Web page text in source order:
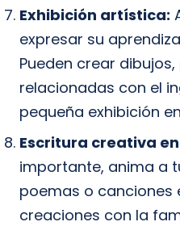
Exhibición artística:
expresar su
Pueden crear
relacionadas con el
pequeña exhibición
Escritura creativa
importante, anima a
poemas o canciones
creaciones con la